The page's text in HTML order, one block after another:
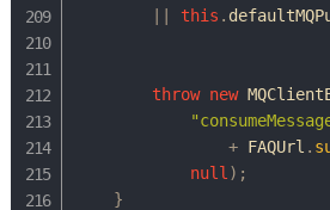
this .
throw new
+ FAQUrl .
null ) ;
}